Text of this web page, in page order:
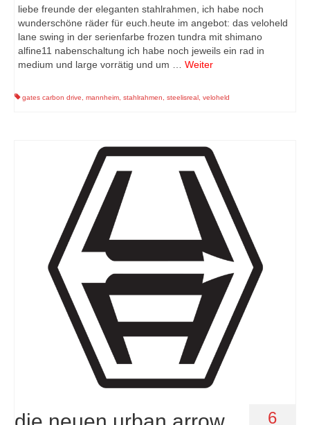
liebe freunde der eleganten stahlrahmen, ich habe noch
wunderschöne räder für euch.heute im angebot: das veloheld
lane swing in der serienfarbe frozen tundra mit shimano
alfine11 nabenschaltung ich habe noch jeweils ein rad in
medium und large vorrätig und um … Weiter
gates carbon drive, mannheim, stahlrahmen, steelisreal, veloheld
6